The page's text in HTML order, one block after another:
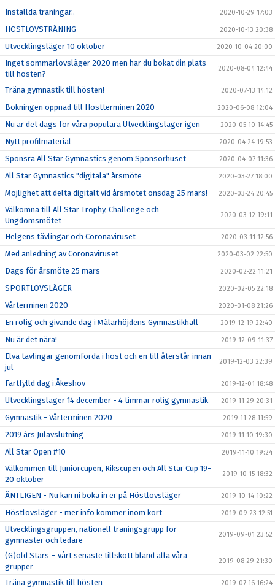
Inställda träningar.. 2020-10-29 17:03
HÖSTLOVSTRÄNING 2020-10-13 20:38
Utvecklingsläger 10 oktober 2020-10-04 20:00
Inget sommarlovsläger 2020 men har du bokat din plats
till hösten?
2020-08-04 12:44
Träna gymnastik till hösten! 2020-07-13 14:12
Bokningen öppnad till Höstterminen 2020 2020-06-08 12:04
Nu är det dags för våra populära Utvecklingsläger igen 2020-05-10 14:45
Nytt profilmaterial 2020-04-24 19:53
Sponsra All Star Gymnastics genom Sponsorhuset 2020-04-07 11:36
All Star Gymnastics "digitala" årsmöte 2020-03-27 18:00
Möjlighet att delta digitalt vid årsmötet onsdag 25 mars! 2020-03-24 20:45
Välkomna till All Star Trophy, Challenge och
Ungdomsmötet
2020-03-12 19:11
Helgens tävlingar och Coronaviruset 2020-03-11 12:56
Med anledning av Coronaviruset 2020-03-02 22:50
Dags för årsmöte 25 mars 2020-02-22 11:21
SPORTLOVSLÄGER 2020-02-05 22:18
Vårterminen 2020 2020-01-08 21:26
En rolig och givande dag i Mälarhöjdens Gymnastikhall 2019-12-19 22:40
Nu är det nära! 2019-12-09 11:37
Elva tävlingar genomförda i höst och en till återstår innan
jul
2019-12-03 22:39
Fartfylld dag i Åkeshov 2019-12-01 18:48
Utvecklingsläger 14 december - 4 timmar rolig gymnastik 2019-11-29 20:31
Gymnastik - Vårterminen 2020 2019-11-28 11:59
2019 års Julavslutning 2019-11-10 19:30
All Star Open #10 2019-11-10 19:24
Välkommen till Juniorcupen, Rikscupen och All Star Cup 19-
20 oktober
2019-10-15 18:32
ÄNTLIGEN - Nu kan ni boka in er på Höstlovsläger 2019-10-14 10:22
Höstlovsläger - mer info kommer inom kort 2019-09-23 12:51
Utvecklingsgruppen, nationell träningsgrupp för
gymnaster och ledare
2019-09-01 23:52
(G)old Stars – vårt senaste tillskott bland alla våra
grupper
2019-08-29 21:30
Träna gymnastik till hösten 2019-07-16 16:24